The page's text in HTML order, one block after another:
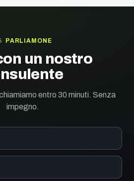
PARLIAMONE
un nostro
entro 30 minuti. Senza
impegno.